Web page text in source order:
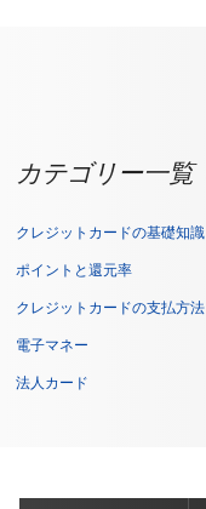
カテゴリー一覧
クレジットカードの基礎知識
ポイントと還元率
クレジットカードの支払方法
電子マネー
法人カード